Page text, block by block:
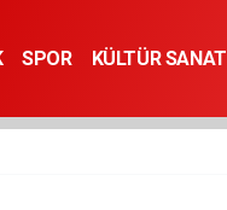
SPOR KÜLTÜR SANAT